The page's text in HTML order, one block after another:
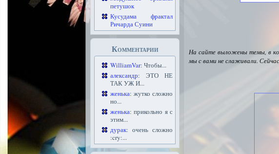
петушок
Кусудама фрактал
Ричарда Суини
Комментарии
WilliamVar: Чтобы...
александр: ЭТО НЕ
ТАК УЖ И...
женька: жутко сложно
но...
женька: прикольно я с
этим...
дурак: очень сложно
:cry:...
На сайте выложены темы, в
мы с вами не слаживали.